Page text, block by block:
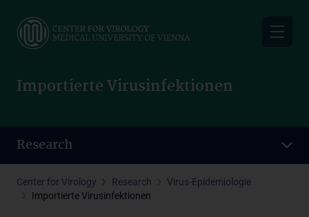
main
Importierte Virusinfektionen
Research
Center for Virology Research
Virus-Epidemiologie
Importierte Virusinfektionen